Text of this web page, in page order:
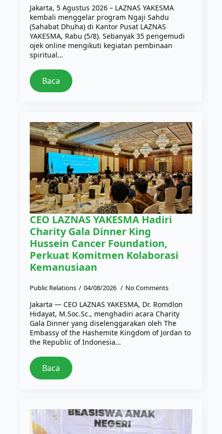
Jakarta, 5 Agustus 2026 – LAZNAS YAKESMA
kembali menggelar program Ngaji Sahdu
(Sahabat Dhuha) di Kantor Pusat LAZNAS
YAKESMA, Rabu (5/8). Sebanyak 35 pengemudi
ojek online mengikuti kegiatan pembinaan
spiritual…
Baca
CEO LAZNAS YAKESMA Hadiri
Charity Gala Dinner King
Hussein Cancer Foundation,
Perkuat Komitmen Kolaborasi
Kemanusiaan
Public Relations 04/08/2026 No Comments
Jakarta — CEO LAZNAS YAKESMA, Dr. Romdlon
Hidayat, M.Soc.Sc., menghadiri acara Charity
Gala Dinner yang diselenggarakan oleh The
Embassy of the Hashemite Kingdom of Jordan to
the Republic of Indonesia…
Baca